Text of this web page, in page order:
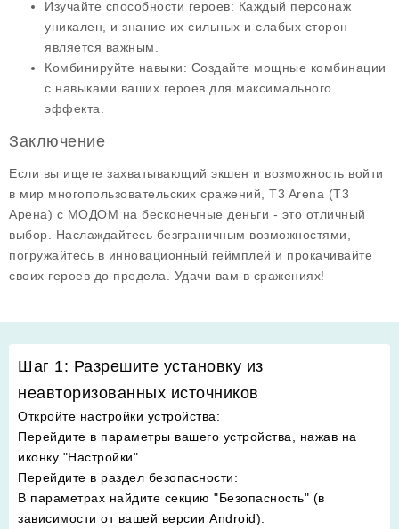
Изучайте способности героев: Каждый персонаж
уникален, и знание их сильных и слабых сторон
является важным.
Комбинируйте навыки: Создайте мощные комбинации
с навыками ваших героев для максимального
эффекта.
Заключение
Если вы ищете захватывающий экшен и возможность войти
в мир многопользовательских сражений, T3 Arena (Т3
Арена) с МОДОМ на бесконечные деньги - это отличный
выбор. Наслаждайтесь безграничным возможностями,
погружайтесь в инновационный геймплей и прокачивайте
своих героев до предела. Удачи вам в сражениях!
Шаг 1: Разрешите установку из
неавторизованных источников
Откройте настройки устройства:
Перейдите в параметры вашего устройства, нажав на
иконку "Настройки".
Перейдите в раздел безопасности:
В параметрах найдите секцию "Безопасность" (в
зависимости от вашей версии Android).